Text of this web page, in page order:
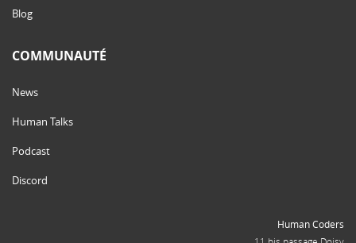
Blog
COMMUNAUTÉ
News
Human Talks
Podcast
Discord
Human Coders